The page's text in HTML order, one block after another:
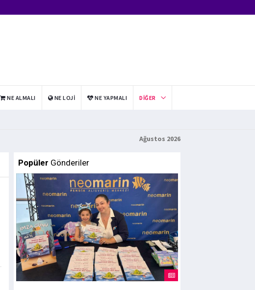
NE ALMALI NE LOJI NE YAPMALI DIĞER
Ağustos 2026
Popüler Gönderiler